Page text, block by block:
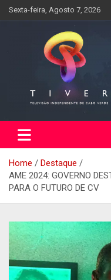
SkipSexta-feira, Agosto 7, 2026
Home
Destaque
AME 2024: GOVERNO
PARA O FUTURO DE CV